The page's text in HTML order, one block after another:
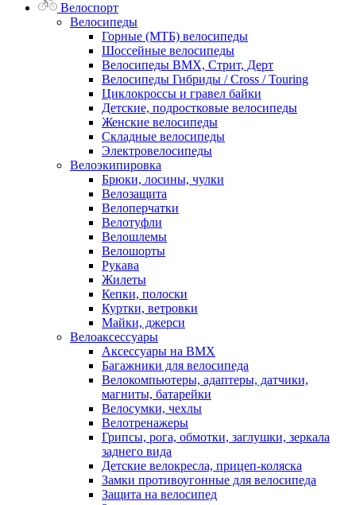
Велоспорт
Велосипеды
Горные (МТБ) велосипеды
Шоссейные велосипеды
Велосипеды BMX, Стрит, Дерт
Велосипеды Гибриды / Cross / Touring
Циклокроссы и гравел байки
Детские, подростковые велосипеды
Женские велосипеды
Складные велосипеды
Электровелосипеды
Велоэкипировка
Брюки, лосины, чулки
Велозащита
Велоперчатки
Велотуфли
Велошлемы
Велошорты
Рукава
Жилеты
Кепки, полоски
Куртки, ветровки
Майки, джерси
Велоаксессуары
Аксессуары на BMX
Багажники для велосипеда
Велокомпьютеры, адаптеры, датчики,
магниты, батарейки
Велосумки, чехлы
Велотренажеры
Грипсы, рога, обмотки, заглушки, зеркала
заднего вида
Детские велокресла, прицеп-коляска
Замки противоугонные для велосипеда
Защита на велосипед